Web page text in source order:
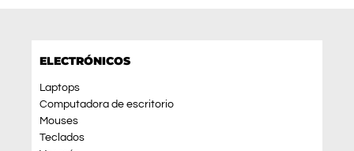
ELECTRÓNICOS
Laptops
Computadora de escritorio
Mouses
Teclados